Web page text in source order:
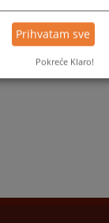
Prihvatam sve
Pokreće Klaro!